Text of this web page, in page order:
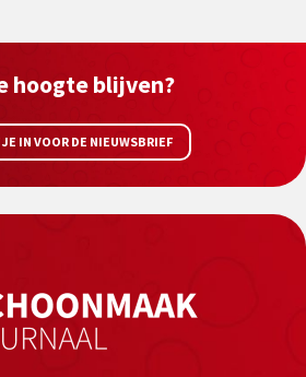
hoogte blijven?
JE IN VOOR DE NIEUWSBRIEF